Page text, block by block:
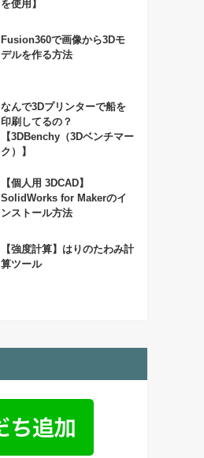
を使用】
Fusion360で画像から3Dモ
デルを作る方法
なんで3Dプリンターで船を
印刷してるの？
【3DBenchy（3Dベンチマー
ク）】
【個人用 3DCAD】
SolidWorks for Makerのイ
ンストール方法
【強度計算】はりのたわみ計
算ツール